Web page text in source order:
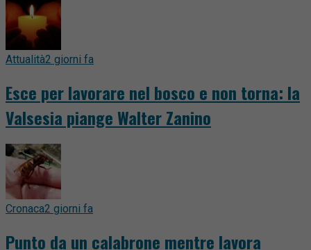
Attualità2 giorni fa
Esce per lavorare nel bosco e non torna: la
Valsesia piange Walter Zanino
Cronaca2 giorni fa
Punto da un calabrone mentre lavora